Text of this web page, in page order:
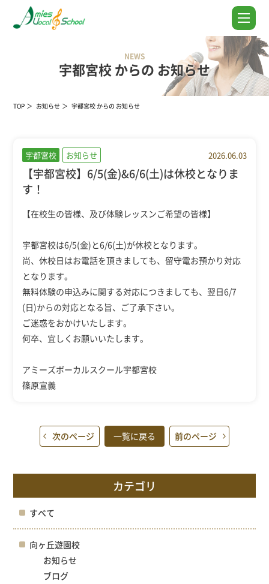
NEWS
宇都宮校 からの お知らせ
TOP お知らせ 宇都宮校 からの お知らせ
宇都宮校 お知らせ 2026.06.03
【宇都宮校】6/5(金)&6/6(土)は休校となりま
す！
【在校生の皆様、及び体験レッスンご希望の皆様】
宇都宮校は6/5(金)と6/6(土)が休校となります。
尚、休校日はお電話を頂きましても、留守電お預かり対応
となります。
無料体験の申込みに関する対応につきましても、翌日6/7
(日)からの対応となる旨、ご了承下さい。
ご迷惑をおかけいたします。
何卒、宜しくお願いいたします。
アミーズボーカルスクール宇都宮校
篠原宣義
次のページ 一覧に戻る 前のページ
カテゴリ
すべて
向ヶ丘遊園校
お知らせ
ブログ